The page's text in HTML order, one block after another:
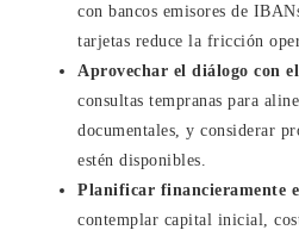
con bancos emisores de
tarjetas reduce la fricción
Aprovechar el diálogo con
consultas tempranas para
documentales, y considerar
estén disponibles.
Planificar financieramente
contemplar capital inicial,